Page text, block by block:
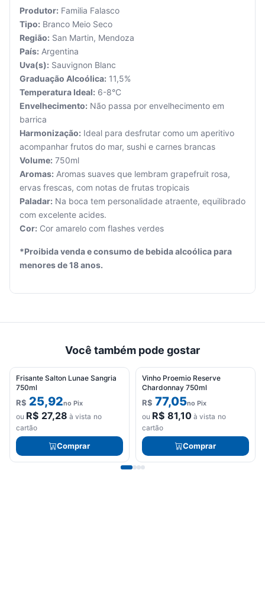
está
vazio.
Adicione
produtos
para
Produtor: Familia Falasco
Tipo: Branco Meio Seco
Região: San Martin, Mendoza
País: Argentina
Uva(s): Sauvignon Blanc
Graduação Alcoólica: 11,5%
Temperatura Ideal: 6-8°C
Envelhecimento: Não passa por envelhecimento em
barrica
Harmonização: Ideal para desfrutar como um aperitivo
acompanhar frutos do mar, sushi e carnes brancas
Volume: 750ml
Aromas: Aromas suaves que lembram grapefruit rosa,
ervas frescas, com notas de frutas tropicais
Paladar: Na boca tem personalidade atraente, equilibrado
com excelente acides.
Cor: Cor amarelo com flashes verdes
*Proibida venda e consumo de bebida alcoólica para
menores de 18 anos.
Você também pode gostar
Frisante Salton Lunae Sangria
750ml
R$ 25,92no Pix
ou R$ 27,28 à vista no
cartão
Comprar
Vinho Proemio Reserve
Chardonnay 750ml
R$ 77,05no Pix
ou R$ 81,10à vista no
cartão
Comprar